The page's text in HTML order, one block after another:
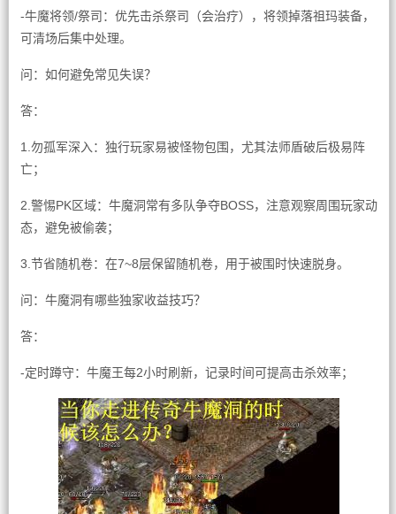
-牛魔将领/祭司：优先击杀祭司（会治疗），将领掉落祖玛装备，
可清场后集中处理。
问：如何避免常见失误？
答：
1.勿孤军深入：独行玩家易被怪物包围，尤其法师盾破后极易阵
亡；
2.警惕PK区域：牛魔洞常有多队争夺BOSS，注意观察周围玩家动
态，避免被偷袭；
3.节省随机卷：在7~8层保留随机卷，用于被围时快速脱身。
问：牛魔洞有哪些独家收益技巧？
答：
-定时蹲守：牛魔王每2小时刷新，记录时间可提高击杀效率；